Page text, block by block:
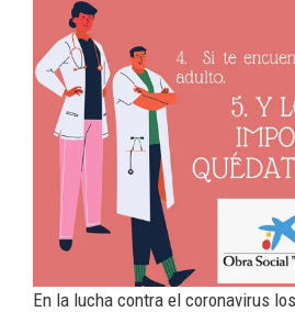
En la lucha contra el coronavirus